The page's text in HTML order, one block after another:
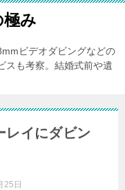
み
ビデオダビングなどの
スも考察。結婚式前や遺
レイにダビン
25日